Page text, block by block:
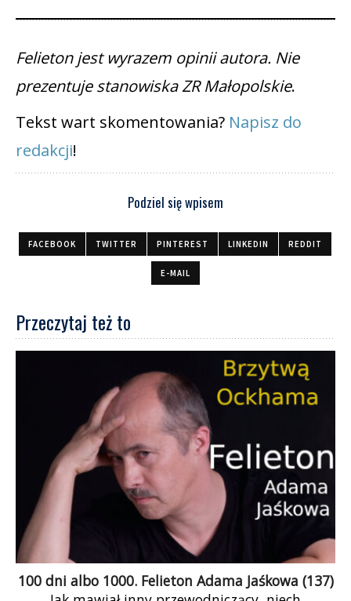
Felieton jest wyrazem opinii autora. Nie
prezentuje stanowiska ZR Małopolskie.
Tekst wart skomentowania? Napisz do
redakcji!
Podziel się wpisem
FACEBOOK TWITTER PINTEREST LINKEDIN REDDIT
E-MAIL
Przeczytaj też to
100 dni albo 1000. Felieton Adama Jaśkowa (137)